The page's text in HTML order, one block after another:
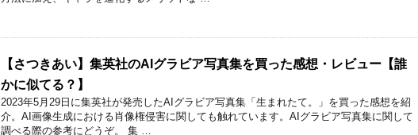
【さつきあい】集英社のAIグラビア写真集を買った感想・レビュー【誰
かに似てる？】
2023年5月29日に集英社が発売したAIグラビア写真集「生まれたて。」を買った感想を紹
介。AI画像生成における肖像権侵害に関しても触れています。AIグラビア写真集に関して
調べる際の参考にどうぞ。 集 …